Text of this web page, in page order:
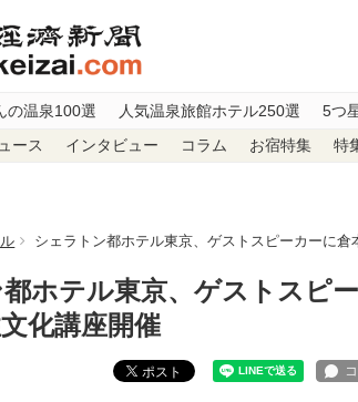
の温泉100選 人気温泉旅館ホテル250選 5つ
ース インタビュー コラム お宿特集 特
シェラトン都ホテル東京、ゲストスピーカーに
ホテル東京、ゲストスピ
化講座開催
ポスト